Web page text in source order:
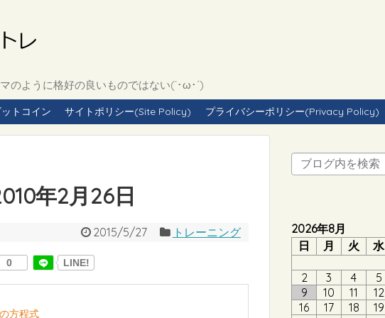
のように格好の良いものではない(`･ω･´)
ットコイン サイトポリシー(Site Policy) プライバシーポリシー(Privacy Policy)
年2月26日
2015/5/27 トレーニング
0 LINE!
方程式
2026年8月
日
月 火 水
2
3 4 5
9
10 11 12
16
17 18 19